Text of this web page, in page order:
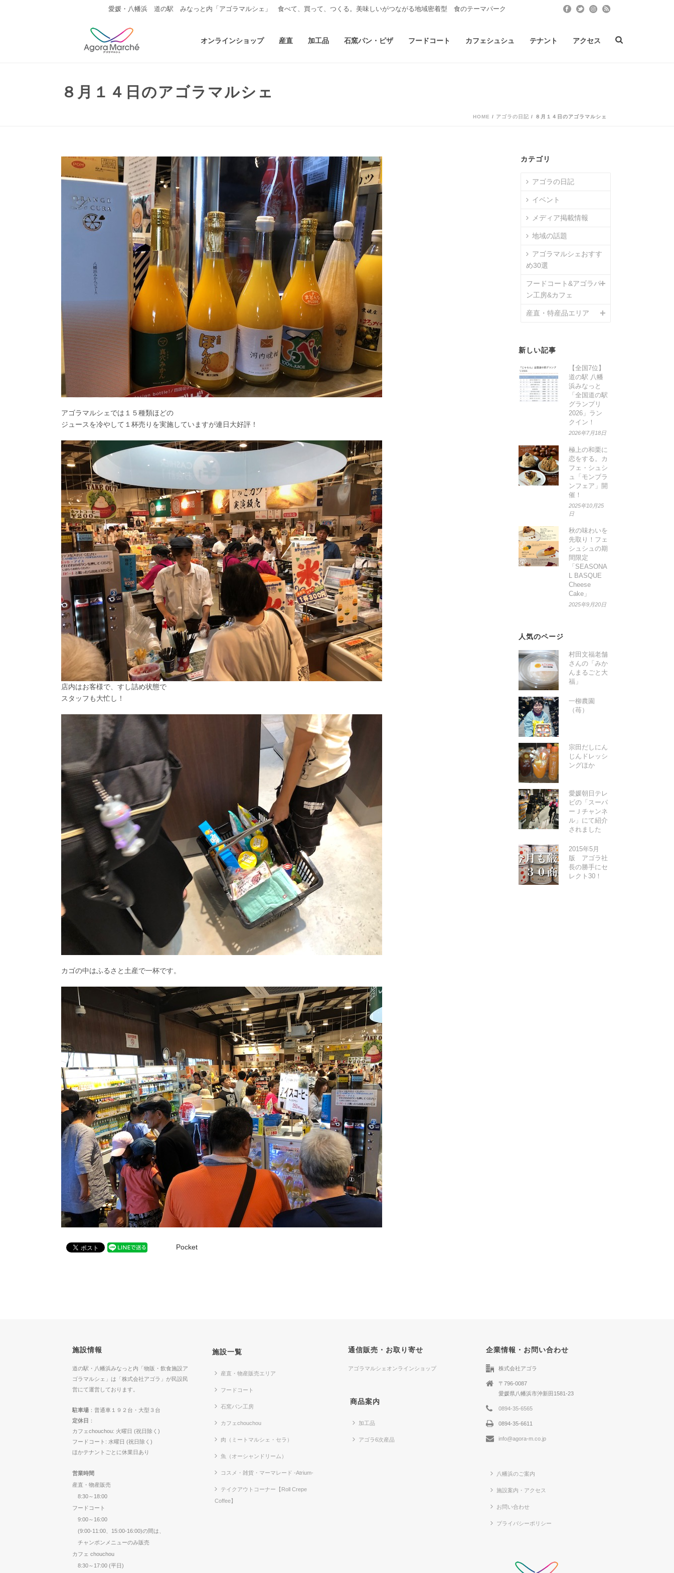
愛媛・八幡浜 道の駅 みなっと内「アゴラマルシェ」 食べて、買って、つくる。美味しいがつながる地域密着型 食のテーマパーク
オンラインショップ 産直 加工品 石窯パン・ピザ フードコート カフェシュシュ テナント アクセス
８月１４日のアゴラマルシェ
HOME / アゴラの日記 / ８月１４日のアゴラマルシェ
アゴラマルシェでは１５種類ほどの
ジュースを冷やして１杯売りを実施していますが連日大好評！
店内はお客様で、すし詰め状態で
スタッフも大忙し！
カゴの中はふるさと土産で一杯です。
Pocket
カテゴリ
アゴラの日記
イベント
メディア掲載情報
地域の話題
アゴラマルシェおすす
め30選
フードコート&アゴラパ
ン工房&カフェ
産直・特産品エリア
新しい記事
【全国7位】
道の駅 八幡
浜みなっと
「全国道の駅
グランプリ
2026」ラン
クイン！
2026年7月18日
極上の和栗に
恋をする。カ
フェ・シュシ
ュ「モンブラ
ンフェア」開
催！
2025年10月25
日
秋の味わいを
先取り！フェ
シュシュの期
間限定
「SEASONA
L BASQUE
Cheese
Cake」
2025年9月20日
人気のページ
村田文福老舗
さんの「みか
んまるごと大
福」
一柳農園
（苺）
宗田だしにん
じんドレッシ
ングほか
愛媛朝日テレ
ビの「スーパ
ーＪチャンネ
ル」にて紹介
されました
2015年5月
版 アゴラ社
長の勝手にセ
レクト30！
施設情報
道の駅・八幡浜みなっと内「物販・飲食施設ア
ゴラマルシェ」は「株式会社アゴラ」が民設民
営にて運営しております。
駐車場 ：普通車１９２台・大型３台
定休日 ：
カフェchouchou: 火曜日 (祝日除く)
フードコート: 水曜日 (祝日除く)
ほかテナントごとに休業日あり
営業時間
産直・物産販売
8:30～18:00
フードコート
9:00～16:00
(9:00-11:00、15:00-16:00)の間は、
チャンポンメニューのみ販売
カフェ chouchou
8:30～17:00 (平日)
施設一覧
産直・物産販売エリア
フードコート
石窯パン工房
カフェchouchou
肉（ミートマルシェ・セラ）
魚（オーシャンドリーム）
コスメ・雑貨・マーマレード -Atrium-
テイクアウトコーナー【Roll Crepe
Coffee】
通信販売・お取り寄せ
アゴラマルシェオンラインショップ
商品案内
加工品
アゴラ6次産品
企業情報・お問い合わせ
株式会社アゴラ
〒796-0087
愛媛県八幡浜市沖新田1581-23
0894-35-6565
0894-35-6611
info@agora-m.co.jp
八幡浜のご案内
施設案内・アクセス
お問い合わせ
プライバシーポリシー